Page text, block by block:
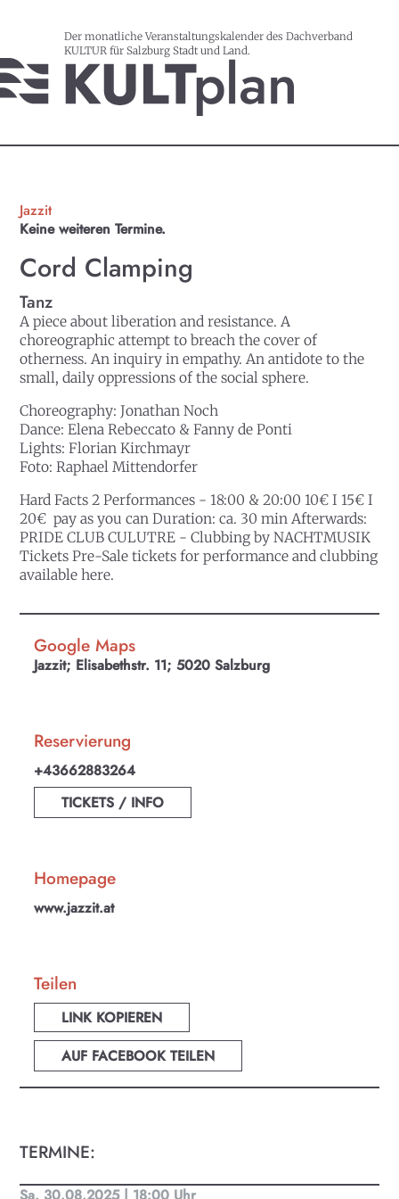
Der monatliche Veranstaltungskalender des Dachverband
KULTUR für Salzburg Stadt und Land.
Jazzit
Keine weiteren Termine.
Cord Clamping
Tanz
A piece about liberation and resistance. A
choreographic attempt to breach the cover of
otherness. An inquiry in empathy. An antidote to the
small, daily oppressions of the social sphere.
Choreography: Jonathan Noch
Dance: Elena Rebeccato & Fanny de Ponti
Lights: Florian Kirchmayr
Foto: Raphael Mittendorfer
Hard Facts 2 Performances - 18:00 & 20:00 10€ I 15€ I
20€ pay as you can Duration: ca. 30 min Afterwards:
PRIDE CLUB CULUTRE - Clubbing by NACHTMUSIK
Tickets Pre-Sale tickets for performance and clubbing
available here.
Google Maps
Jazzit; Elisabethstr. 11; 5020 Salzburg
Reservierung
+43662883264
TICKETS / INFO
Homepage
www.jazzit.at
Teilen
LINK KOPIEREN
AUF FACEBOOK TEILEN
TERMINE: